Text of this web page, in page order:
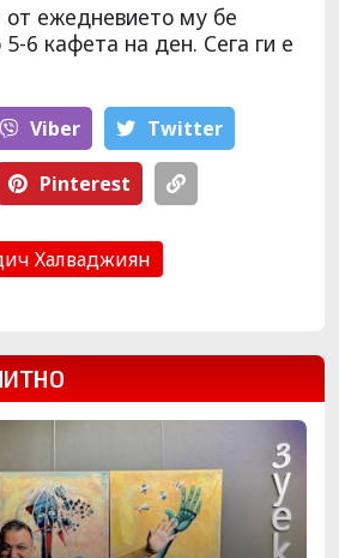
от ежедневието му бе
6 кафета на ден. Сега ги е
Viber Тwitter
Pinterest
Халваджиян